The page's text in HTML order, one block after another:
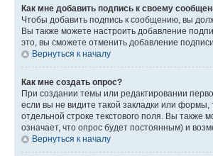
Как мне добавить подпись к своему
Чтобы добавить подпись к сообщению, вы
Вы также можете настроить добавление
это, вы сможете отменить добавление
Вернуться к началу
Как мне создать опрос?
При создании темы или редактировании
если вы не видите такой закладки или
отдельной строке текстового поля. Вы также
означает, что опрос будет постоянным) и
Вернуться к началу